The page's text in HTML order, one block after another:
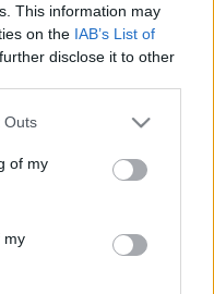
This information may
on the IAB’s List of
disclose it to other
one or more Google
You may click to
its third-party tags to
in below Google
Outs
of my
my
hogy az egykori
miként emlékezik rá,
csupa olyasmit
a Fidesznek